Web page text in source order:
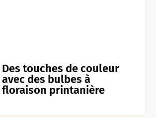
Des touches de couleur
avec des bulbes à
floraison printanière